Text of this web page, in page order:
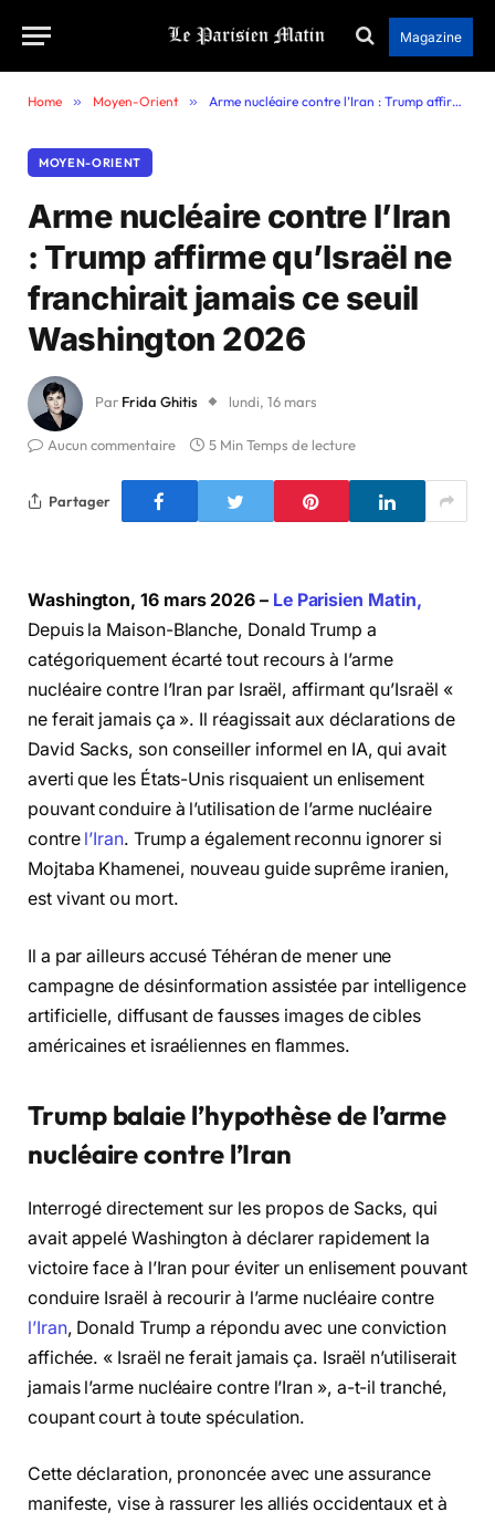
Magazine
Home » Moyen-Orient » Arme nucléaire contre l’Iran : Trump affirme qu’Israël ne franchirait jamais ce seuil Washington 2026
MOYEN-ORIENT
Arme nucléaire contre l’Iran
: Trump affirme qu’Israël ne
franchirait jamais ce seuil
Washington 2026
Par Frida Ghitis lundi, 16 mars
Aucun commentaire 5 Min Temps de lecture
Partager
Washington, 16 mars 2026 – Le Parisien Matin,
Depuis la Maison-Blanche, Donald Trump a
catégoriquement écarté tout recours à l’arme
nucléaire contre l’Iran par Israël, affirmant qu’Israël «
ne ferait jamais ça ». Il réagissait aux déclarations de
David Sacks, son conseiller informel en IA, qui avait
averti que les États-Unis risquaient un enlisement
pouvant conduire à l’utilisation de l’arme nucléaire
contre l’Iran. Trump a également reconnu ignorer si
Mojtaba Khamenei, nouveau guide suprême iranien,
est vivant ou mort.
Il a par ailleurs accusé Téhéran de mener une
campagne de désinformation assistée par intelligence
artificielle, diffusant de fausses images de cibles
américaines et israéliennes en flammes.
Trump balaie l’hypothèse de l’arme
nucléaire contre l’Iran
Interrogé directement sur les propos de Sacks, qui
avait appelé Washington à déclarer rapidement la
victoire face à l’Iran pour éviter un enlisement pouvant
conduire Israël à recourir à l’arme nucléaire contre
l’Iran, Donald Trump a répondu avec une conviction
affichée. « Israël ne ferait jamais ça. Israël n’utiliserait
jamais l’arme nucléaire contre l’Iran », a-t-il tranché,
coupant court à toute spéculation.
Cette déclaration, prononcée avec une assurance
manifeste, vise à rassurer les alliés occidentaux et à